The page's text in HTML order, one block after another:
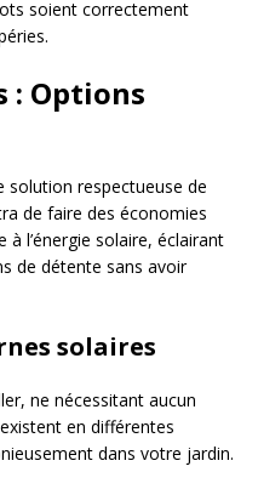
soient correctement
: Options
solution respectueuse de
de faire des économies
à l’énergie solaire, éclairant
de détente sans avoir
solaires
ne nécessitant aucun
en différentes
dans votre jardin.